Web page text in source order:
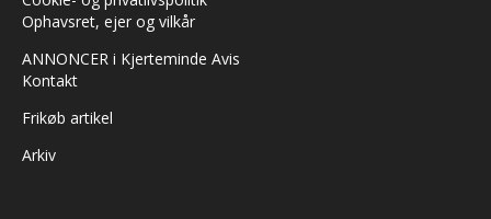
Ophavsret, ejer og vilkår
ANNONCER i Kjerteminde Avis
Kontakt
Frikøb artikel
Arkiv